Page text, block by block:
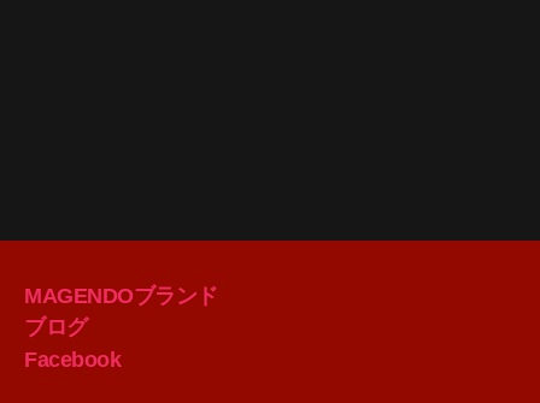
MAGENDOブランド
ブログ
Facebook